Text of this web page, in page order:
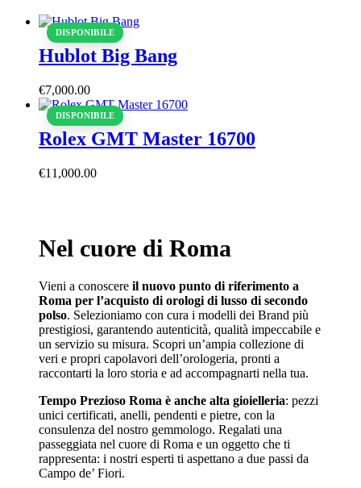
DISPONIBILE
Hublot Big Bang
€7,000.00
DISPONIBILE
Rolex GMT Master 16700
€11,000.00
Nel cuore di Roma
Vieni a conoscere il nuovo punto di riferimento a
Roma per l’acquisto di orologi di lusso di secondo
polso. Selezioniamo con cura i modelli dei Brand più
prestigiosi, garantendo autenticità, qualità impeccabile e
un servizio su misura. Scopri un’ampia collezione di
veri e propri capolavori dell’orologeria, pronti a
raccontarti la loro storia e ad accompagnarti nella tua.
Tempo Prezioso Roma è anche alta gioielleria: pezzi
unici certificati, anelli, pendenti e pietre, con la
consulenza del nostro gemmologo. Regalati una
passeggiata nel cuore di Roma e un oggetto che ti
rappresenta: i nostri esperti ti aspettano a due passi da
Campo de’ Fiori.